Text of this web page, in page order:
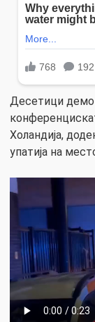
Десетици
Холандија,
упатија на